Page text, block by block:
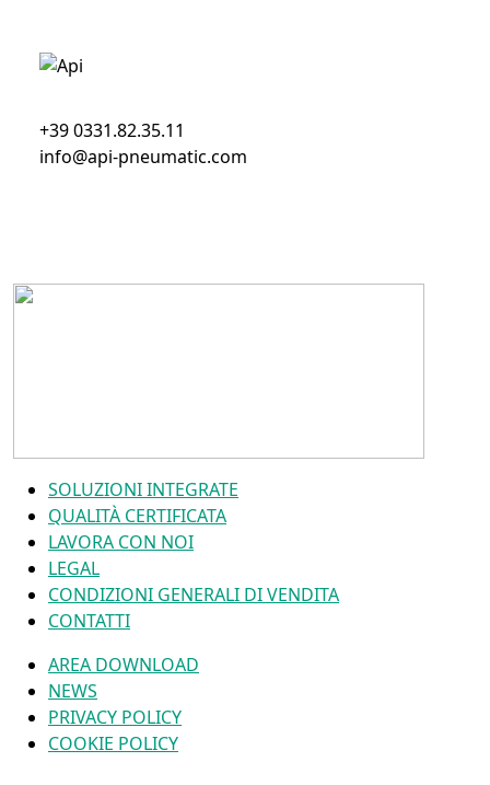
+39 0331.82.35.11
info@api-pneumatic.com
SOLUZIONI INTEGRATE
QUALITÀ CERTIFICATA
LAVORA CON NOI
LEGAL
CONDIZIONI GENERALI DI VENDITA
CONTATTI
AREA DOWNLOAD
NEWS
PRIVACY POLICY
COOKIE POLICY